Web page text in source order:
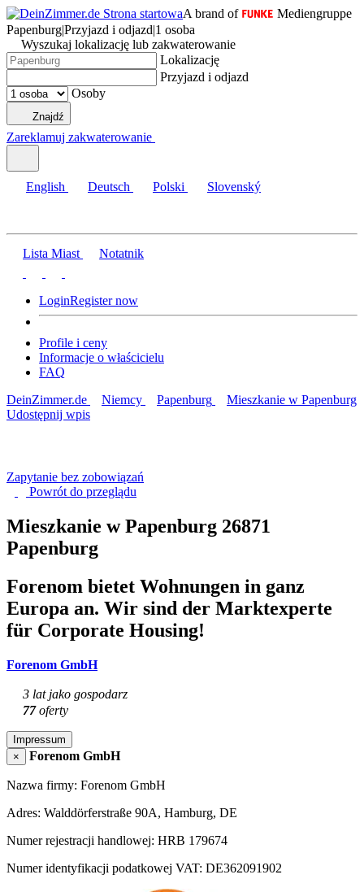
A brand of
Mediengruppe
Papenburg|Przyjazd i odjazd|1 osoba
Wyszukaj lokalizację lub zakwaterowanie
Lokalizację
Przyjazd i odjazd
Osoby
Znajdź
Zareklamuj zakwaterowanie
English Deutsch Polski Slovenský
Lista Miast Notatnik
LoginRegister now
Profile i ceny
Informacje o właścicielu
FAQ
DeinZimmer.de
Niemcy Papenburg
Mieszkanie w Papenburg
Udostępnij wpis
Zapytanie bez zobowiązań
Powrót do przeglądu
Mieszkanie w Papenburg 26871
Papenburg
Forenom bietet Wohnungen in ganz
Europa an. Wir sind der Marktexperte
für Corporate Housing!
Forenom GmbH
3 lat jako gospodarz
77oferty
Impressum
×
Forenom GmbH
Nazwa firmy: Forenom GmbH
Adres: Walddörferstraße 90A, Hamburg, DE
Numer rejestracji handlowej: HRB 179674
Numer identyfikacji podatkowej VAT: DE362091902